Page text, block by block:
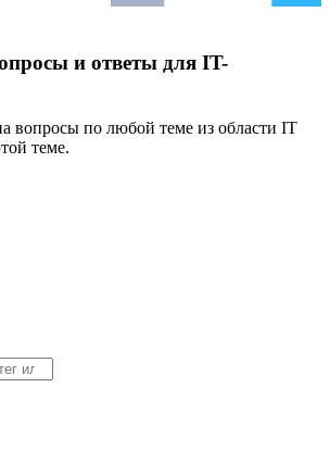
и ответы для IT-
вопросы по любой теме из области IT
теме.